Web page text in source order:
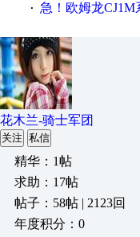
· 急！欧姆龙CJ1M系列PLC,如何用时间控制变频器。要
花木兰-骑士军团
关注 私信
精华：1帖
求助：17帖
帖子：58帖 | 2123回
年度积分：0